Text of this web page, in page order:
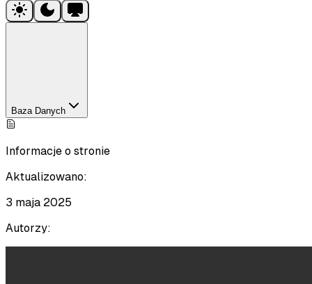
Baza Danych
Informacje o stronie
Aktualizowano:
3 maja 2025
Autorzy: